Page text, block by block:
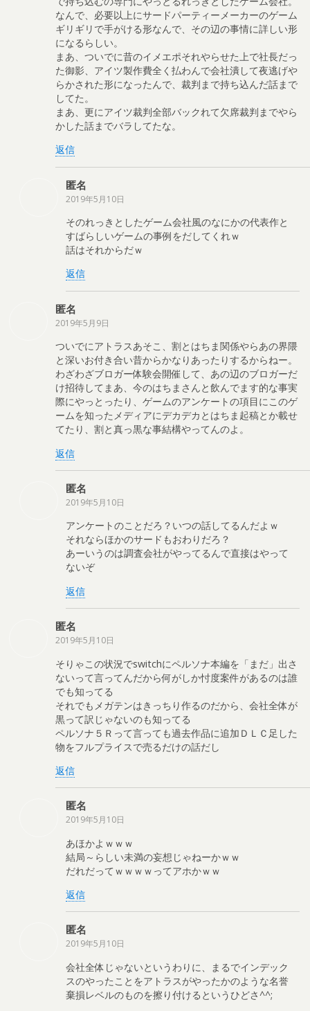
なんで、必要以上にサードパーティーメーカーのゲーム
ギリギリで手がける形なんで、その辺の事情に詳しい形
になるらしい。
まあ、ついでに昔のイメエポそれやらせた上で社長だっ
た御影、アイツ製作費全く払わんで会社潰して夜逃げや
らかされた形になったんで、裁判まで持ち込んだ話まで
してた。
まあ、更にアイツ裁判全部バックれて欠席裁判までやら
かした話までバラしてたな。
返信
匿名
2019年5月10日
そのれっきとしたゲーム会社風のなにかの代表作と
すばらしいゲームの事例をだしてくれｗ
話はそれからだｗ
返信
匿名
2019年5月9日
ついでにアトラスあそこ、割とはちま関係やらあの界隈
と深いお付き合い昔からかなりあったりするからねー。
わざわざブロガー体験会開催して、あの辺のブロガーだ
け招待してまあ、今のはちまさんと飲んでます的な事実
際にやっとったり、ゲームのアンケートの項目にこのゲ
ームを知ったメディアにデカデカとはちま起稿とか載せ
てたり、割と真っ黒な事結構やってんのよ。
返信
匿名
2019年5月10日
アンケートのことだろ？いつの話してるんだよｗ
それならほかのサードもおわりだろ？
あーいうのは調査会社がやってるんで直接はやって
ないぞ
返信
匿名
2019年5月10日
そりゃこの状況でswitchにペルソナ本編を「まだ」出さ
ないって言ってんだから何がしか忖度案件があるのは誰
でも知ってる
それでもメガテンはきっちり作るのだから、会社全体が
黒って訳じゃないのも知ってる
ペルソナ５Ｒって言っても過去作品に追加ＤＬＣ足した
物をフルプライスで売るだけの話だし
返信
匿名
2019年5月10日
あほかよｗｗｗ
結局～らしい未満の妄想じゃねーかｗｗ
だれだってｗｗｗｗってアホかｗｗ
返信
匿名
2019年5月10日
会社全体じゃないというわりに、まるでインデック
スのやったことをアトラスがやったかのような名誉
棄損レベルのものを擦り付けるというひどさ^^;